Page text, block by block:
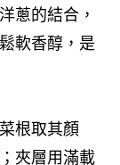
蔥的結合，
軟香醇，是
根取其顏
夾層用滿載